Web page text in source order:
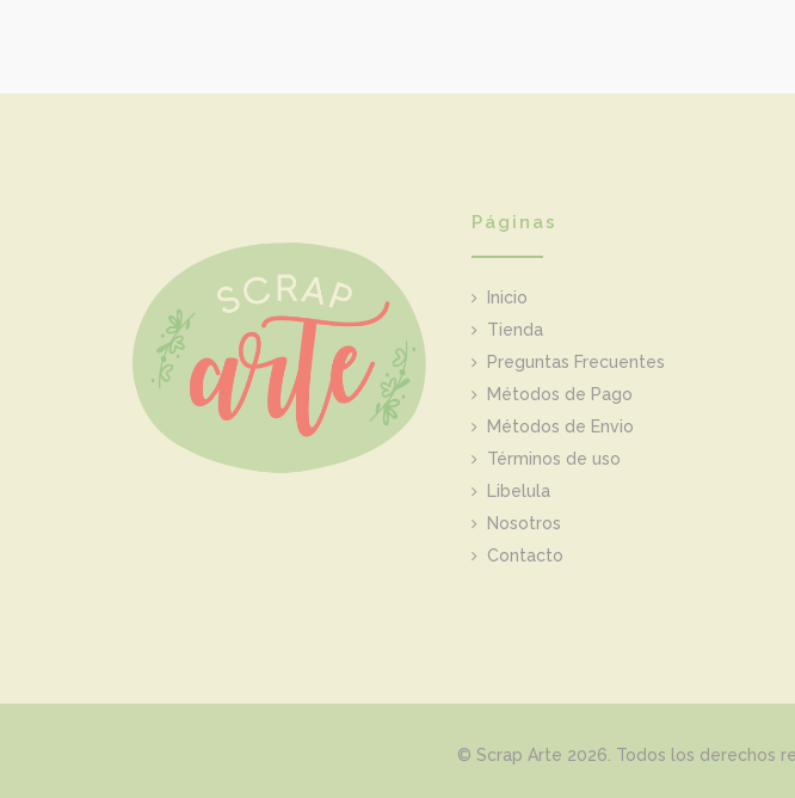
Páginas
Inicio
Tienda
Preguntas Frecuentes
Métodos de Pago
Métodos de Envio
Términos de uso
Libelula
Nosotros
Contacto
© Scrap Arte 2026. Todos los derechos